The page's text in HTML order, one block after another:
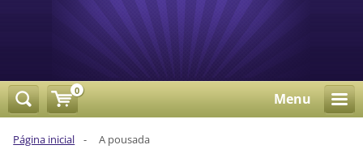
Menu
Página inicial - A pousada
0